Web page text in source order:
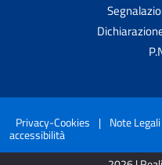
Privacy-Cookies | Note Legali
accessibilità